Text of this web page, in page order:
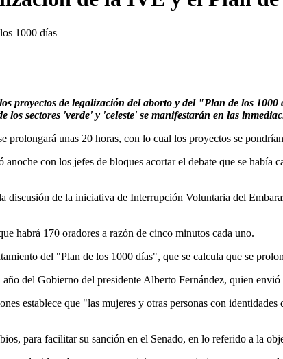
proyectos de legalización del aborto y del "Plan de los
los sectores 'verde' y 'celeste' se manifestarán en las
prolongará unas 20 horas, con lo cual los proyectos se
con los jefes de bloques acortar el debate que se había
discusión de la iniciativa de Interrupción Voluntaria del
habrá 170 oradores a razón de cinco minutos cada uno.
del "Plan de los 1000 días", que se calcula que se
del Gobierno del presidente Alberto Fernández, quien
establece que "las mujeres y otras personas con
para facilitar su sanción en el Senado, en lo referido a la